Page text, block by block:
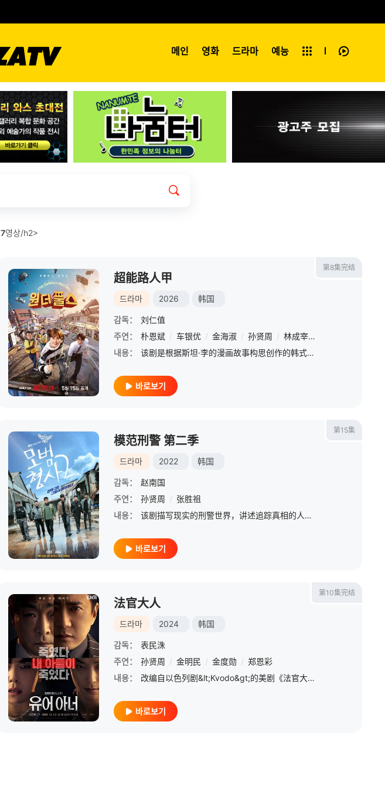
메인 영화 드라마 예능
전체보기
7영상/h2>
第8集完结
超能路人甲
드라마 2026 韩国
감독：
刘仁值
주연：
朴恩斌 / 车银优 / 金海淑 / 孙贤周 / 林成宰 /
내용：
该剧是根据斯坦·李的漫画故事构思创作的韩式英雄剧。讲述世界末日论得势的99年，因为意外事件得到超能力的小区傻瓜们与威胁海城市的坏蛋对抗，发生的超能力搞笑动作冒险剧。
바로보기
/ 金惠恩
第15集
模范刑警 第二季
드라마 2022 韩国
감독：
赵南国
주연：
孙贤周 / 张胜祖
내용：
该剧描写现实的刑警世界，讲述追踪真相的人们和试图隐藏真相的人们的对决。
바로보기
第10集完结
法官大人
드라마 2024 韩国
감독：
表民洙
주연：
孙贤周 / 金明民 / 金度勋 / 郑恩彩
내용：
改编自以色列剧&lt;Kvodo&gt;的美剧《法官大人》的韩版，讲述为了保护儿子而隐瞒案件的法官和一定要找到杀害儿子凶手并报复的犯罪组织头目之间主体颠倒的两位父亲的激烈殊死搏斗。
바로보기